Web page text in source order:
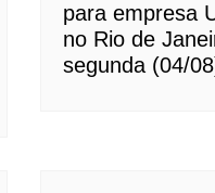
para empresa
no Rio de
segunda (04/